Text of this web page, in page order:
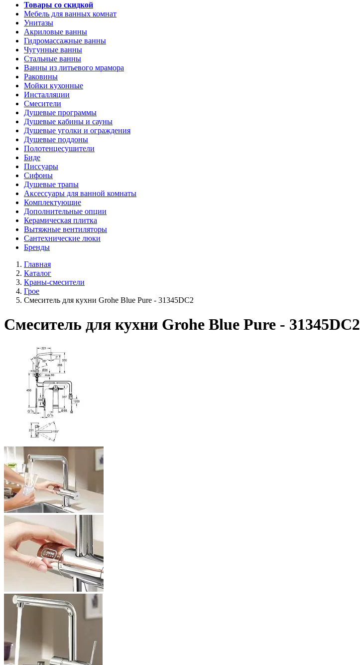
Товары со скидкой
Мебель для ванных комнат
Унитазы
Акриловые ванны
Гидромассажные ванны
Чугунные ванны
Стальные ванны
Ванны из литьевого мрамора
Раковины
Мойки кухонные
Инсталляции
Смесители
Душевые программы
Душевые кабины и сауны
Душевые уголки и ограждения
Душевые поддоны
Полотенцесушители
Биде
Писсуары
Сифоны
Душевые трапы
Аксессуары для ванной комнаты
Комплектующие
Дополнительные опции
Керамическая плитка
Вытяжные вентиляторы
Сантехнические люки
Бренды
Главная
Каталог
Краны-смесители
Грое
Смеситель для кухни Grohe Blue Pure - 31345DC2
Смеситель для кухни Grohe Blue Pure - 31345DC2